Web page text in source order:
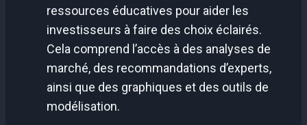
ressources éducatives pour aider les
investisseurs à faire des choix éclairés.
Cela comprend l’accès à des analyses de
marché, des recommandations d’experts,
ainsi que des graphiques et des outils de
modélisation.